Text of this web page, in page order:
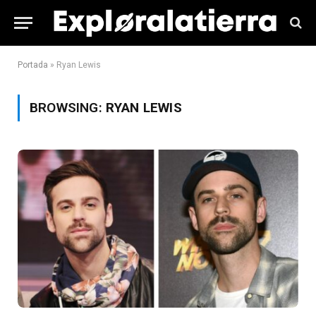
Portada » Ryan Lewis
BROWSING: RYAN LEWIS